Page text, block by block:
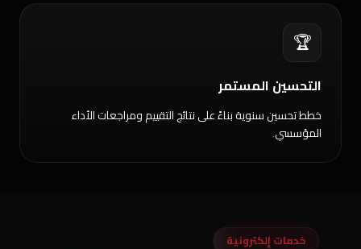
🏆
التحسين المستمر
خطط تحسين سنوية بناءً على نتائج التقييم ومراجعات الأداء
المؤسسي.
خدمات إلكترونية